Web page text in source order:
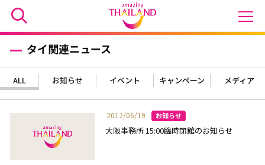
タイ関連ニュース
ALL お知らせ イベント キャンペーン メディア
2012/06/19
大阪事務所 15:00臨時閉館のお知らせ